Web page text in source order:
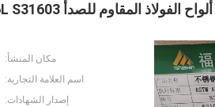
مكان المنشأ:
اسم العلامة التجارية:
إصدار الشهادات: